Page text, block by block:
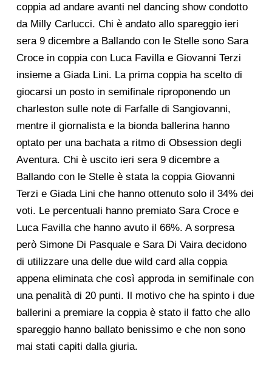
coppia ad andare avanti nel dancing show condotto
da Milly Carlucci. Chi è andato allo spareggio ieri
sera 9 dicembre a Ballando con le Stelle sono Sara
Croce in coppia con Luca Favilla e Giovanni Terzi
insieme a Giada Lini. La prima coppia ha scelto di
giocarsi un posto in semifinale riproponendo un
charleston sulle note di Farfalle di Sangiovanni,
mentre il giornalista e la bionda ballerina hanno
optato per una bachata a ritmo di Obsession degli
Aventura. Chi è uscito ieri sera 9 dicembre a
Ballando con le Stelle è stata la coppia Giovanni
Terzi e Giada Lini che hanno ottenuto solo il 34% dei
voti. Le percentuali hanno premiato Sara Croce e
Luca Favilla che hanno avuto il 66%. A sorpresa
però Simone Di Pasquale e Sara Di Vaira decidono
di utilizzare una delle due wild card alla coppia
appena eliminata che così approda in semifinale con
una penalità di 20 punti. Il motivo che ha spinto i due
ballerini a premiare la coppia è stato il fatto che allo
spareggio hanno ballato benissimo e che non sono
mai stati capiti dalla giuria.